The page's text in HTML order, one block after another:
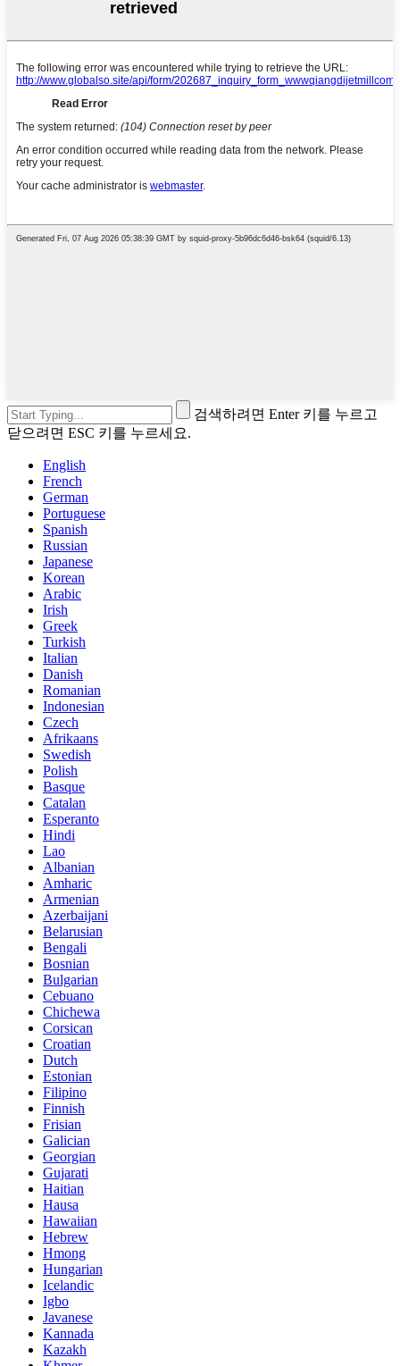
검색하려면 Enter 키를 누르고
닫으려면 ESC 키를 누르세요.
English
French
German
Portuguese
Spanish
Russian
Japanese
Korean
Arabic
Irish
Greek
Turkish
Italian
Danish
Romanian
Indonesian
Czech
Afrikaans
Swedish
Polish
Basque
Catalan
Esperanto
Hindi
Lao
Albanian
Amharic
Armenian
Azerbaijani
Belarusian
Bengali
Bosnian
Bulgarian
Cebuano
Chichewa
Corsican
Croatian
Dutch
Estonian
Filipino
Finnish
Frisian
Galician
Georgian
Gujarati
Haitian
Hausa
Hawaiian
Hebrew
Hmong
Hungarian
Icelandic
Igbo
Javanese
Kannada
Kazakh